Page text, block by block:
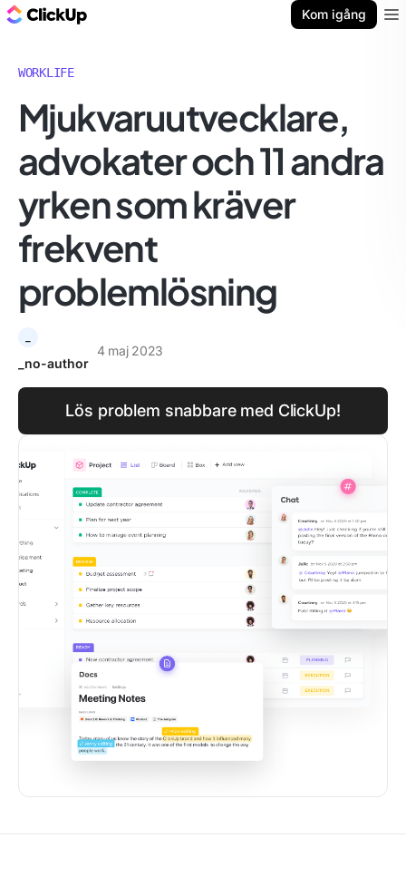
Kom igång
WORKLIFE
Mjukvaruutvecklare,
advokater och 11 andra
yrken som kräver
frekvent
problemlösning
_no-author
4 maj 2023
Lös problem snabbare med ClickUp!